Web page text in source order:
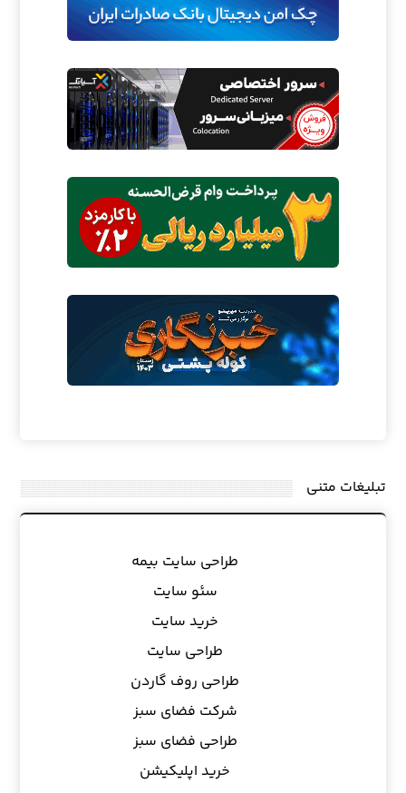
تبلیغات متنی
طراحی سایت بیمه
سئو سایت
خرید سایت
طراحی سایت
طراحی روف گاردن
شرکت فضای سبز
طراحی فضای سبز
خرید اپلیکیشن